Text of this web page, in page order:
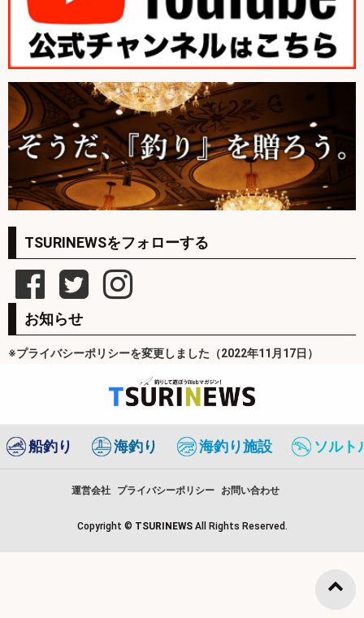
TSURINEWSをフォローする
お知らせ
※プライバシーポリシーを変更しました（2022年11月17日）
船釣り 海釣り 海釣り施設 ソルト
運営会社 プライバシーポリシー お問い合わせ
Copyright © TSURINEWS All Rights Reserved.